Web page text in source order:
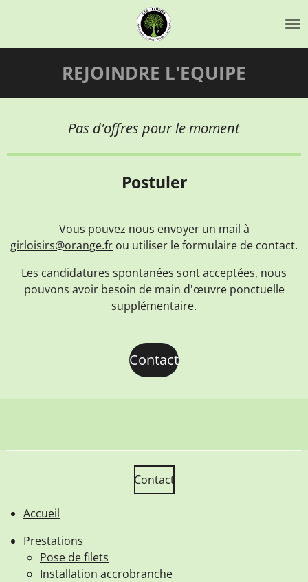
contenu
REJOINDRE L'EQUIPE
Pas d'offres pour le moment
Postuler
Vous pouvez nous envoyer un mail à
girloisirs@orange.fr ou utiliser le formulaire de contact.
Les candidatures spontanées sont acceptées, nous
pouvons avoir besoin de main d'œuvre ponctuelle
supplémentaire.
Contact
Contact
Accueil
Prestations
Pose de filets
Installation accrobranche